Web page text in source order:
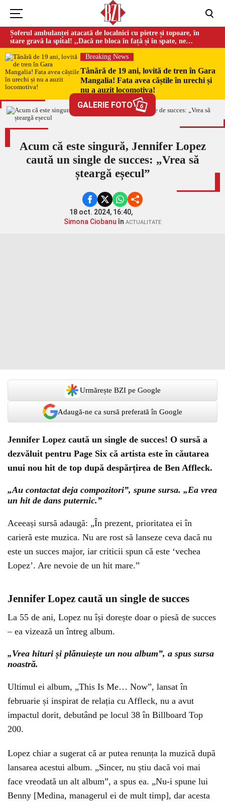
Șoferul ambulanței atacată de localnici cu pietre și topoare, în
stare gravă la spital! ,,Dacă ne bloca în față și în spate, ne
omorau…”
Breaking News
Tânără de 19 ani, lovită de tren în Gara
Mangalia! Fata avea căștile în urechi și
nu a auzit locomotiva!
GALERIE FOTO 6
Acum că este singură, Jennifer Lopez
caută un single de succes: „Vrea să
șteargă eșecul”
18 oct. 2024, 16:40,
Simona Ciobanuîn ACTUALITATE
Urmărește BZI pe Google
Adaugă-ne ca sursă preferată în Google
Jennifer Lopez caută un single de succes! O sursă a
dezvăluit pentru Page Six că artista este în căutarea
unui nou hit de top după despărțirea de Ben Affleck.
„Au contactat deja compozitori”, spune sursa. „Ea vrea
un hit de dans puternic.”
Aceeași sursă adaugă: „În prezent, prioritatea ei în
carieră este muzica. Nu are rost să lanseze ceva dacă nu
este un succes major, iar criticii spun că este ‘vechea
Lopez’. Are nevoie de un hit mare.”
Jennifer Lopez caută un single de succes
La 55 de ani, Lopez nu își dorește doar o piesă de succes
– ea vizează un întreg album.
„Vrea hituri și plănuiește un nou album”, a spus sursa
noastră.
Ultimul ei album, „This Is Me… Now”, lansat în
februarie și inspirat de relația cu Affleck, nu a avut
impactul dorit, debutând pe locul 38 în Billboard Top
200.
Lopez chiar a sugerat că ar putea renunța la muzică după
lansarea acestui album. „Sincer, nu știu dacă voi mai
face vreodată un alt album”, a spus ea. „Nu-i spune lui
Benny [Medina, managerul ei de mult timp], dar acesta